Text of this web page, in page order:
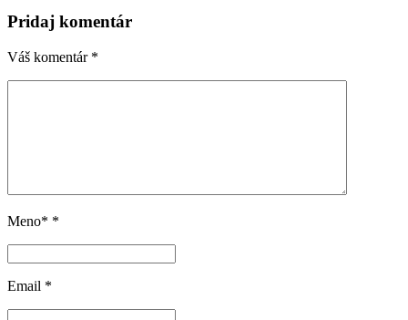
Pridaj komentár
Váš komentár *
Meno* *
Email *